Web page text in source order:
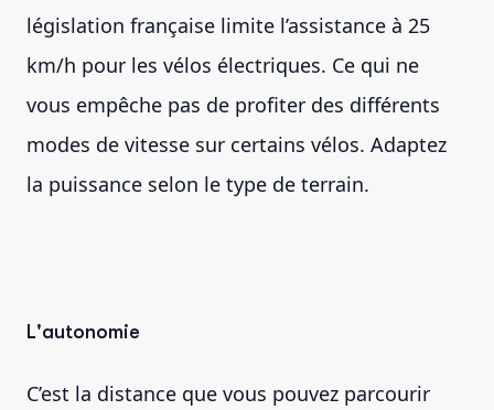
législation française limite l’assistance à 25
km/h pour les vélos électriques. Ce qui ne
vous empêche pas de profiter des différents
modes de vitesse sur certains vélos. Adaptez
la puissance selon le type de terrain.
L'autonomie
C’est la distance que vous pouvez parcourir